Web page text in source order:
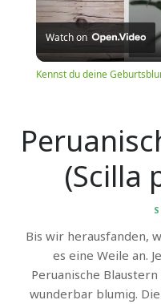
Watch on
Kennst du deine
(Scilla
Bis wir herausfanden,
es eine Weile an.
Peruanische
wunderbar blumig.